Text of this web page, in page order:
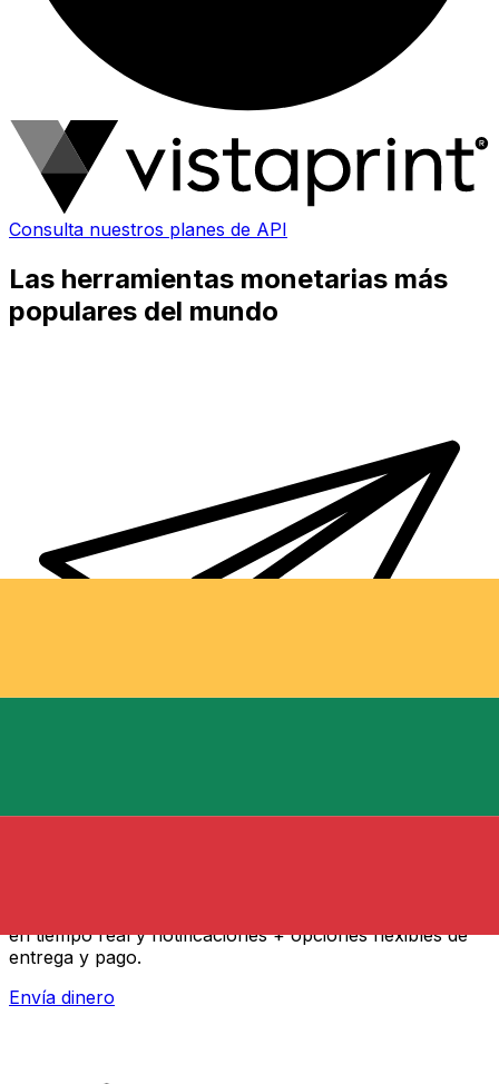
Consulta nuestros planes de API
Las herramientas monetarias más
populares del mundo
en tiempo real y notificaciones + opciones flexibles de
entrega y pago.
Envía dinero